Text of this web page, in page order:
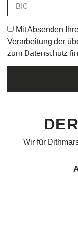
Mit Absenden
Verarbeitung der
zum Datenschutz
Wir für